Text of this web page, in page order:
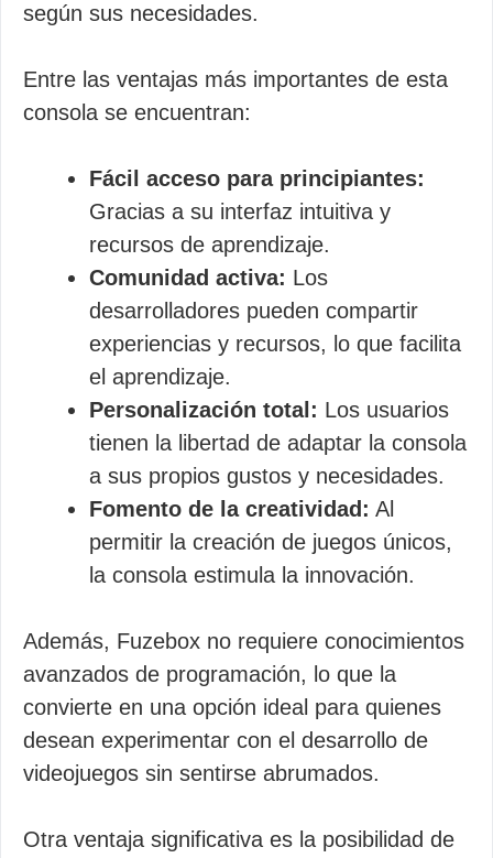
según sus necesidades.
Entre las ventajas más importantes de esta
consola se encuentran:
Fácil acceso para principiantes:
Gracias a su interfaz intuitiva y
recursos de aprendizaje.
Comunidad activa: Los
desarrolladores pueden compartir
experiencias y recursos, lo que facilita
el aprendizaje.
Personalización total: Los usuarios
tienen la libertad de adaptar la consola
a sus propios gustos y necesidades.
Fomento de la creatividad: Al
permitir la creación de juegos únicos,
la consola estimula la innovación.
Además, Fuzebox no requiere conocimientos
avanzados de programación, lo que la
convierte en una opción ideal para quienes
desean experimentar con el desarrollo de
videojuegos sin sentirse abrumados.
Otra ventaja significativa es la posibilidad de